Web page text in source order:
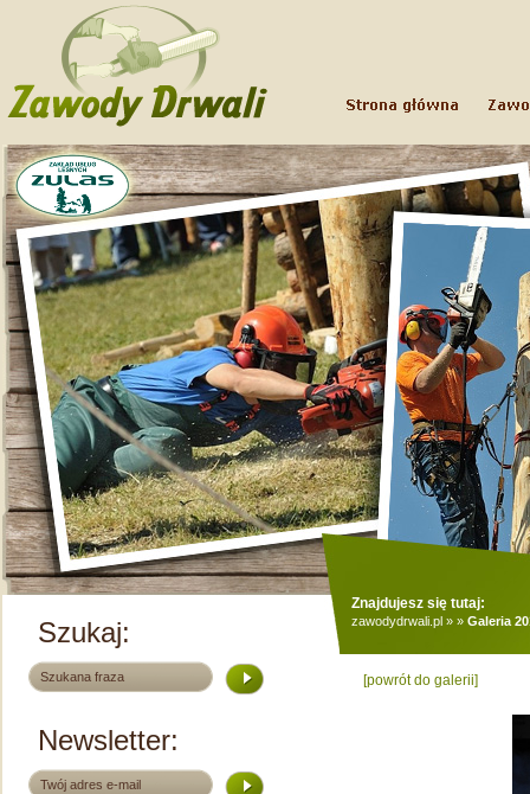
Szukaj:
Newsletter:
Znajdujesz się tutaj:
zawodydrwali.pl » » Galeria
[powrót do galerii]